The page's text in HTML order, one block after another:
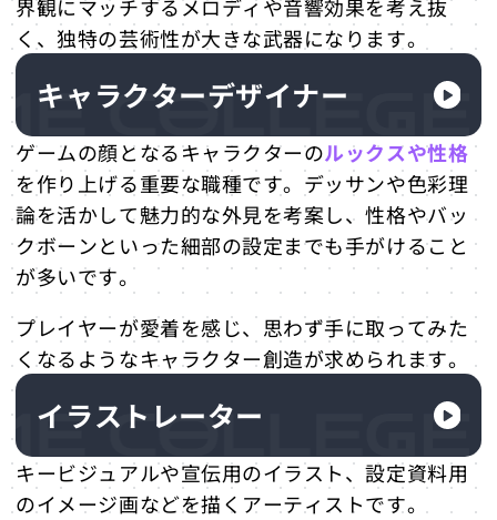
界観にマッチするメロディや音響効果を考え抜
く、独特の芸術性が大きな武器になります。
キャラクターデザイナー
ゲームの顔となるキャラクターのルックスや性格
を作り上げる重要な職種です。デッサンや色彩理
論を活かして魅力的な外見を考案し、性格やバッ
クボーンといった細部の設定までも手がけること
が多いです。
プレイヤーが愛着を感じ、思わず手に取ってみた
くなるようなキャラクター創造が求められます。
イラストレーター
キービジュアルや宣伝用のイラスト、設定資料用
のイメージ画などを描くアーティストです。